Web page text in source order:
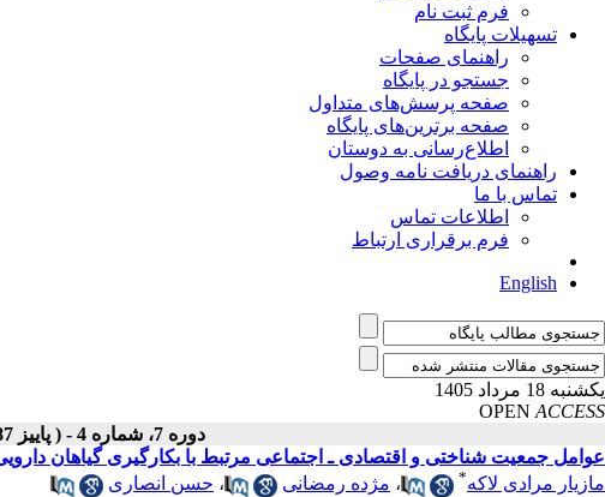
فرم ثبت نام
تسهیلات پایگاه
راهنمای صفحات
جستجو در پایگاه
صفحه پرسش‌های متداول
صفحه برترین‌های پایگاه
اطلاع‌رسانی به دوستان
راهنمای دریافت نامه وصول
تماس با ما
اطلاعات تماس
فرم برقراری ارتباط
English
یکشنبه 18 مرداد 1405
OPEN ACCESS
دوره 7، شماره 4 - ( پاییز 1387 )
عوامل جمعیت شناختی و اقتصادی ـ اجتماعی مرتبط با بکارگیری گیاهان
مازیار مرادی لاکه* ، مژده رمضانی ، حسن انصاری